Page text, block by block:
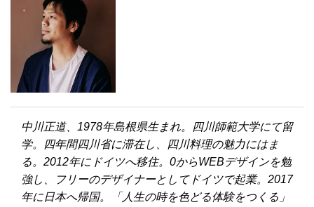
中川正道、1978年島根県生まれ。四川師範大学にて留
学。四年間四川省に滞在し、四川料理の魅力にはま
る。2012年にドイツへ移住。0からWEBデザインを勉
強し、フリーのデザイナーとしてドイツで起業。2017
年に日本へ帰国。「人生の時を色どる体験をつくる」